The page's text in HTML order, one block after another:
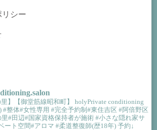
リシー
里】【御堂筋線昭和町】
holyPrivate conditioning
#整体#女性専用 #完全予約制#東住吉区 #阿倍野区
#田辺#国家資格保持者が施術 #小さな隠れ家サ
ート空間#アロマ #柔道整復師(歴18年) 予約↓